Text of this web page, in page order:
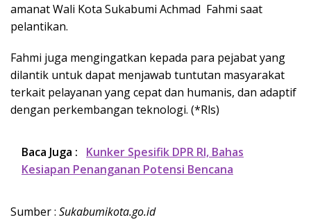
amanat Wali Kota Sukabumi Achmad Fahmi saat
pelantikan.
Fahmi juga mengingatkan kepada para pejabat yang
dilantik untuk dapat menjawab tuntutan masyarakat
terkait pelayanan yang cepat dan humanis, dan adaptif
dengan perkembangan teknologi. (*Rls)
Baca Juga :
Kunker Spesifik DPR RI, Bahas
Kesiapan Penanganan Potensi Bencana
Sumber : Sukabumikota.go.id